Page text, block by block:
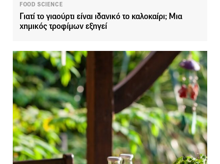
FOOD SCIENCE
Γιατί το γιαούρτι είναι ιδανικό το καλοκαίρι; Μια
χημικός τροφίμων εξηγεί